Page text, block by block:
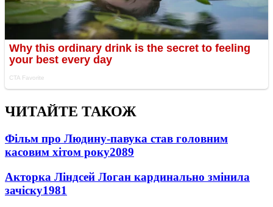
ЧИТАЙТЕ ТАКОЖ
Фільм про Людину-павука став головним
касовим хітом року2089
Акторка Ліндсей Логан кардинально змінила
зачіску1981